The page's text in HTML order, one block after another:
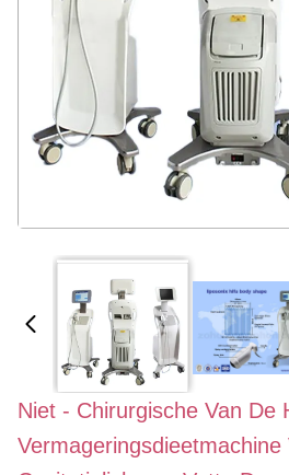
Niet - Chirurgische Van De
Vermageringsdieetmachine